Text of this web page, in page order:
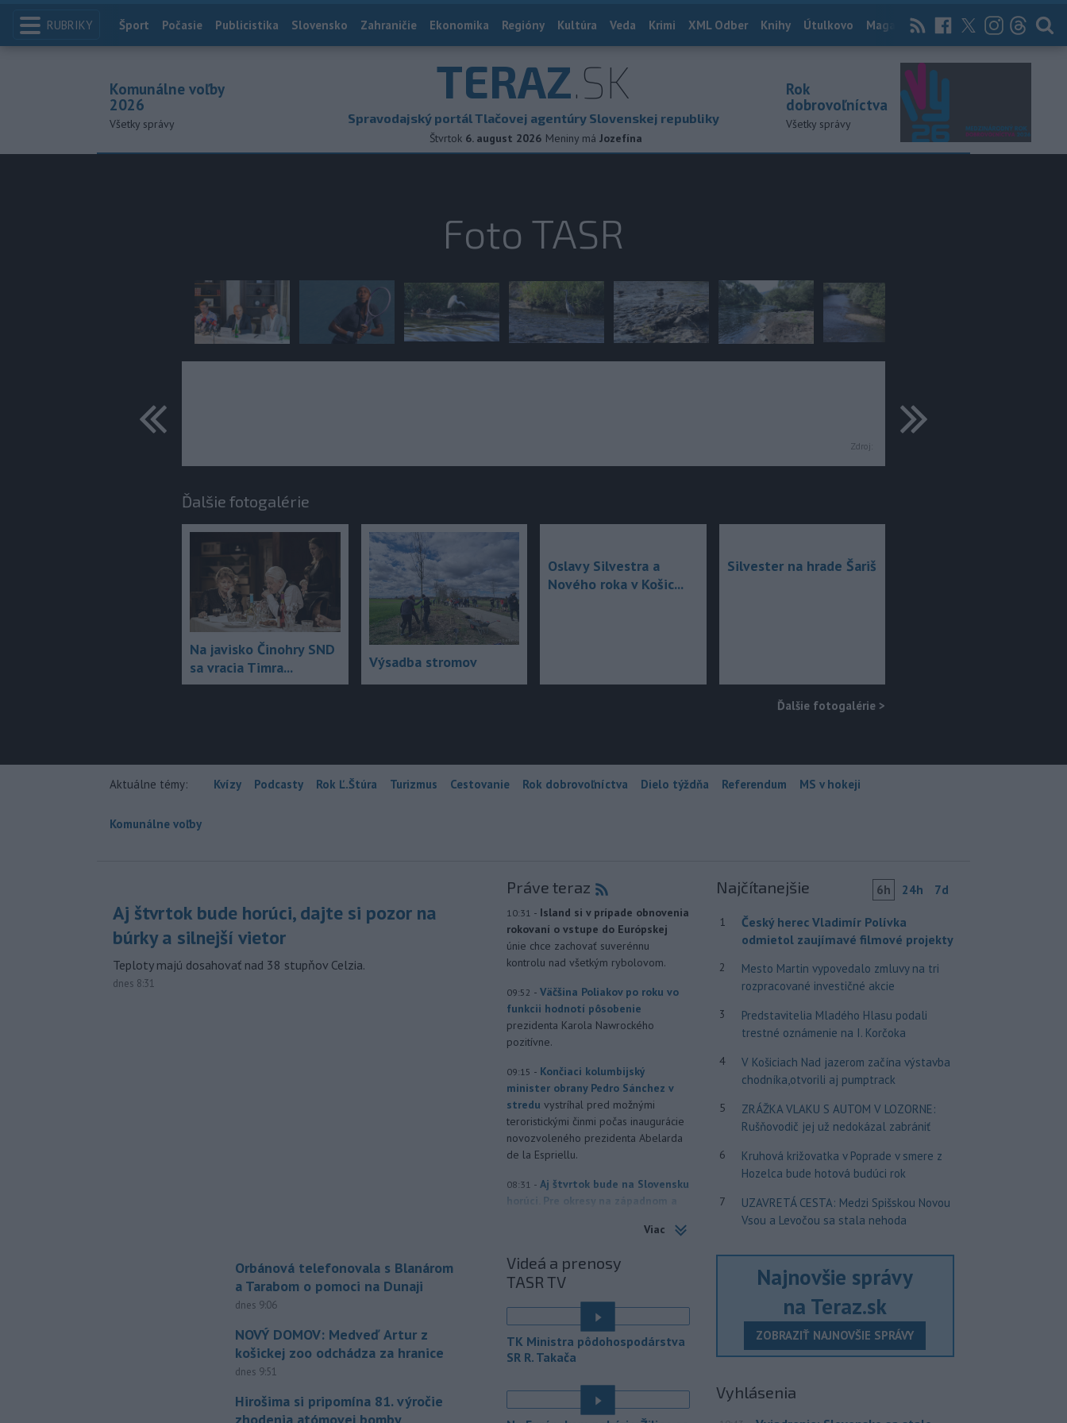
RUBRIKY Index
Šport Počasie Publicistika Slovensko Zahraničie Ekonomika Regióny Kultúra Veda Krimi XML Odber Knihy Útulkovo Magazín News Now Archív
TERAZ.SK
Spravodajský portál Tlačovej agentúry Slovenskej republiky
Štvrtok 6. august 2026 Meniny má Jozefína
Komunálne voľby
2026
Všetky správy
Rok
dobrovoľníctva
Všetky správy
Foto TASR
Zdroj:
predchádzajúce ďalšie
Ďalšie fotogalérie
Na javisko Činohry SND
sa vracia Timra...
Výsadba stromov
Oslavy Silvestra a
Nového roka v Košic...
Silvester na hrade Šariš
Ďalšie fotogalérie >
Aktuálne témy: Kvízy Podcasty Rok Ľ.Štúra Turizmus Cestovanie Rok dobrovoľníctva Dielo týždňa Referendum MS v hokeji
Komunálne voľby
Aj štvrtok bude horúci, dajte si pozor na
búrky a silnejší vietor
Teploty majú dosahovať nad 38 stupňov Celzia.
dnes 8:31
Orbánová telefonovala s Blanárom
a Tarabom o pomoci na Dunaji
dnes 9:06
NOVÝ DOMOV: Medveď Artur z
košickej zoo odchádza za hranice
dnes 9:51
Hirošima si pripomína 81. výročie
Práve teraz
10:31 - Island si v prípade obnovenia
rokovaní o vstupe do Európskej
únie chce zachovať suverénnu
kontrolu nad všetkým rybolovom.
09:52 - Väčšina Poliakov po roku vo
funkcii hodnotí pôsobenie
prezidenta Karola Nawrockého
pozitívne.
09:15 - Končiaci kolumbijský
minister obrany Pedro Sánchez v
stredu vystríhal pred možnými
teroristickými činmi počas inaugurácie
novozvoleného prezidenta Abelarda
de la Espriellu.
08:31 - Aj štvrtok bude na Slovensku
horúci. Pre okresy na západnom a
strede a na východe krajiny vydal
(SHMÚ) výstrahy tretieho stupňa pred
vysokými teplotami.
V roku 2025 okolo 16,5
percenta ľudí vo veku 16 rokov a
viac včlenských krajinách Európskej
únie (EÚ) denne užívalo tabak a s ním
06:47 - Vedenie Medzinárodnej
Viac
Videá a prenosy
TASR TV
TK Ministra pôdohospodárstva
SR R. Takača
Najčítanejšie 6h 24h 7d
1
Český herec Vladimír Polívka
odmietol zaujímavé filmové projekty
2
Mesto Martin vypovedalo zmluvy na tri
rozpracované investičné akcie
3
Predstavitelia Mladého Hlasu podali
trestné oznámenie na I. Korčoka
4
V Košiciach Nad jazerom začína výstavba
chodníka,otvorili aj pumptrack
5
ZRÁŽKA VLAKU S AUTOM V LOZORNE:
Rušňovodič jej už nedokázal zabrániť
6
Kruhová križovatka v Poprade v smere z
Hozelca bude hotová budúci rok
7
UZAVRETÁ CESTA: Medzi Spišskou Novou
Vsou a Levočou sa stala nehoda
Najnovšie správy
na Teraz.sk
ZOBRAZIŤ NAJNOVŠIE SPRÁVY
Vyhlásenia